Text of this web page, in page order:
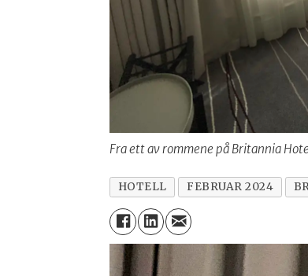
Fra ett av rommene på Britannia
HOTELL FEBRUAR 2024